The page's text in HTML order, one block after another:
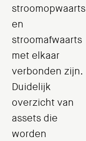
stroomopwaarts
en
stroomafwaarts
met elkaar
verbonden zijn.
Duidelijk
overzicht van
assets die
worden